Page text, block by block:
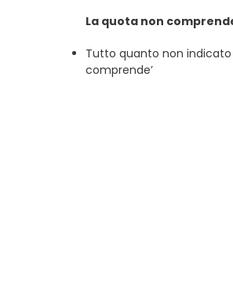
La quota non
Tutto quanto non indicato
comprende’